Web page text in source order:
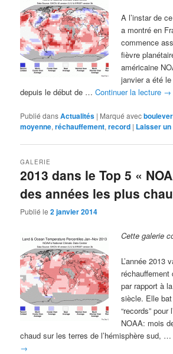
A l’instar de
a montré en
commence
fièvre
américaine
janvier a été
depuis le début de …Continuer la lecture →
Publié dansActualités | Marqué avec
moyenne,réchauffement,record | Laisser
2013 dans le Top 5 «
des années les plus
GALERIE
Publié le2 janvier 2014
Cette galerie
L’année 2013
réchauffement
par rapport à
siècle. Elle
“records” pour
NOAA: mois
chaud sur les terres de l’hémisphère sud,
→